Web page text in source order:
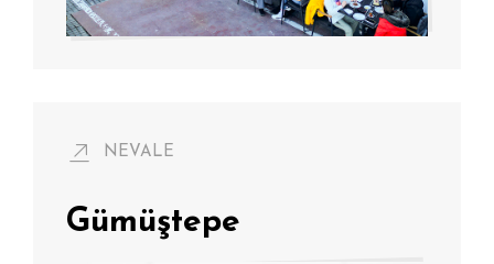
NEVALE
Gümüştepe